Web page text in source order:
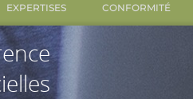
EXPERTISES CONFORMITÉ